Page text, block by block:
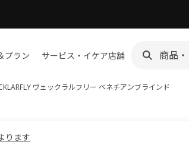
プラン サービス・イケア店舗
ヴェックラルフリー ベネチアンブラインド
ります